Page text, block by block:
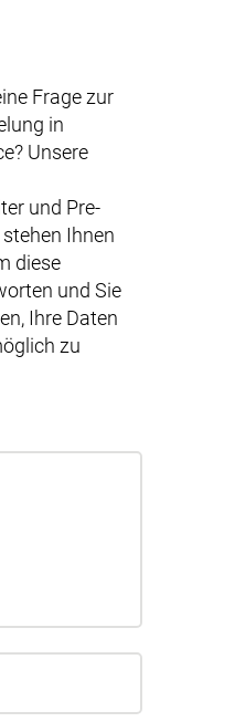
Frage zur
in
Unsere
und Pre-
Ihnen
diese
und Sie
Ihre Daten
zu
Vorname